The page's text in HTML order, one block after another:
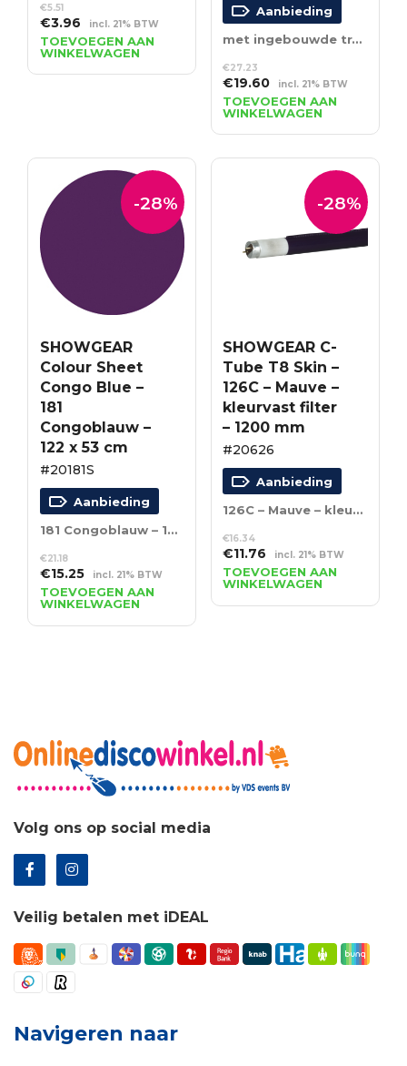
€5.51
Oorspronkelijke
prijs
was:
€5.51.
€3.96Huidige
prijs
is:
€3.96.
incl. 21% BTW
TOEVOEGEN AAN
WINKELWAGEN
Aanbieding
met ingebouwde transformator – zwart
€27.23
Oorspronkelijke
prijs
was:
€27.23.
€19.60Huidige
prijs
is:
€19.60.
incl. 21% BTW
TOEVOEGEN AAN
WINKELWAGEN
-28%
SHOWGEAR
Colour Sheet
Congo Blue –
181
Congoblauw –
122 x 53 cm
#20181S
Aanbieding
181 Congoblauw – 122 x 53 cm
€21.18
Oorspronkelijke
prijs
was:
€21.18.
€15.25Huidige
prijs
is:
€15.25.
incl. 21% BTW
TOEVOEGEN AAN
WINKELWAGEN
-28%
SHOWGEAR C-
Tube T8 Skin –
126C – Mauve –
kleurvast filter
– 1200 mm
#20626
Aanbieding
126C – Mauve – kleurvast filter – 1200 mm
€16.34
Oorspronkelijke
prijs
was:
€16.34.
€11.76 Huidige
prijs
is:
€11.76.
incl. 21% BTW
TOEVOEGEN AAN
WINKELWAGEN
Volg ons op social media
Veilig betalen met iDEAL
Navigeren naar